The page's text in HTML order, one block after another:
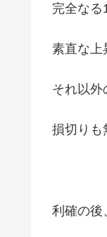
完全なる
素直な上
それ以外
損切りも
利確の後